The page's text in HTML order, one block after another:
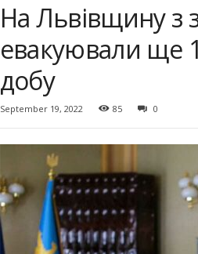
На Львівщину з
евакуювали ще
добу
September 19, 2022 85 0